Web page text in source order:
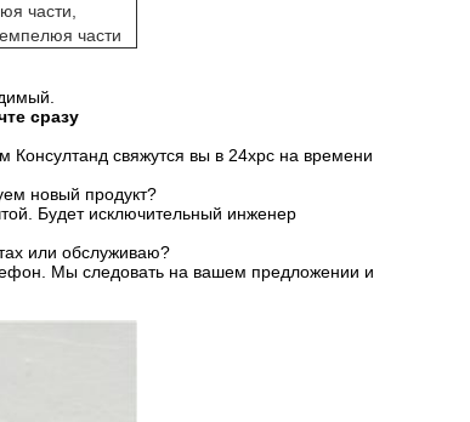
части,
части
сразу
свяжутся вы в 24хрс на времени
новый продукт?
Будет исключительный инженер
или обслуживаю?
Мы следовать на вашем предложении и